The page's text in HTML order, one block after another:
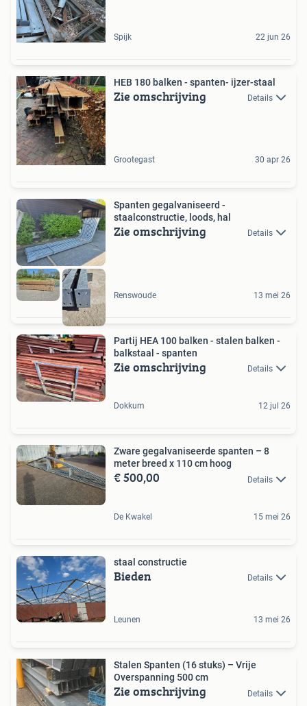
Spijk 22 jun 26
HEB 180 balken - spanten- ijzer-staal
Zie omschrijving Details
Grootegast 30 apr 26
Spanten gegalvaniseerd -
staalconstructie, loods, hal
Zie omschrijving Details
Renswoude 13 mei 26
Partij HEA 100 balken - stalen balken -
balkstaal - spanten
Zie omschrijving Details
Dokkum 12 jul 26
Zware gegalvaniseerde spanten – 8
meter breed x 110 cm hoog
€ 500,00 Details
De Kwakel 15 mei 26
staal constructie
Bieden Details
Leunen 13 mei 26
Stalen Spanten (16 stuks) – Vrije
Overspanning 500 cm
Zie omschrijving Details